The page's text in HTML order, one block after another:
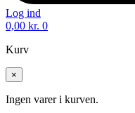
Log ind
0,00 kr. 0
Kurv
×
Ingen varer i kurven.